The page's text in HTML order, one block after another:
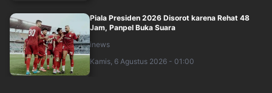
Piala Presiden 2026 Disorot karena Rehat 48
Jam, Panpel Buka Suara
inews
Kamis, 6 Agustus 2026 - 01:00